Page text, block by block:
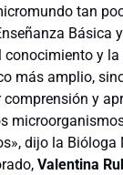
tan
Básica
conocimiento y
más amplio,
y
dijo la Bióloga
Valentina